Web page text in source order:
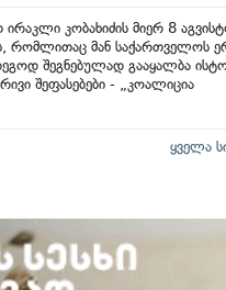
კობახიძის მიერ 8
რომლითაც მან საქართველოს
შეგნებულად გააყალბა
შეფასებები - „კოალიცია
ყველა